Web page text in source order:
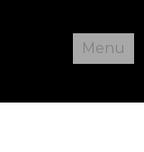
Menu